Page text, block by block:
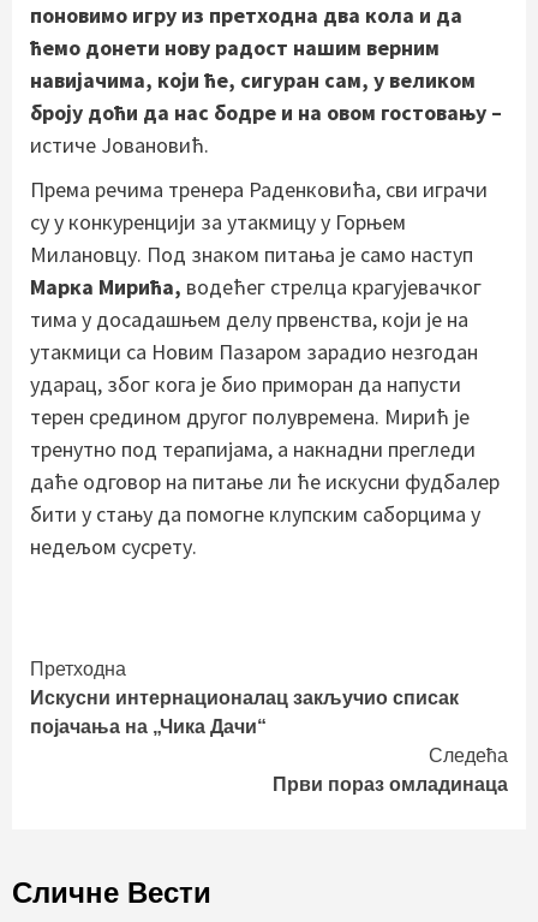
поновимо игру из претходна два кола и да
ћемо донети нову радост нашим верним
навијачима, који ће, сигуран сам, у великом
броју доћи да нас бодре и на овом гостовању –
истиче Јовановић.
Према речима тренера Раденковића, сви играчи
су у конкуренцији за утакмицу у Горњем
Милановцу. Под знаком питања је само наступ
Марка Мирића, водећег стрелца крагујевачког
тима у досадашњем делу првенства, који је на
утакмици са Новим Пазаром зарадио незгодан
ударац, због кога је био приморан да напусти
терен средином другог полувремена. Мирић је
тренутно под терапијама, а накнадни прегледи
даће одговор на питање ли ће искусни фудбалер
бити у стању да помогне клупским саборцима у
недељом сусрету.
Continue
Reading
Претходна
Искусни интернационалац закључио списак
појачања на „Чика Дачи“
Следећа
Први пораз омладинаца
Сличне Вести